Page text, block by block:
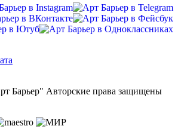
Барьер" Авторские права защищены